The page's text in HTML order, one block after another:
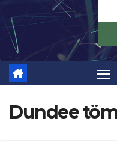
Dundee